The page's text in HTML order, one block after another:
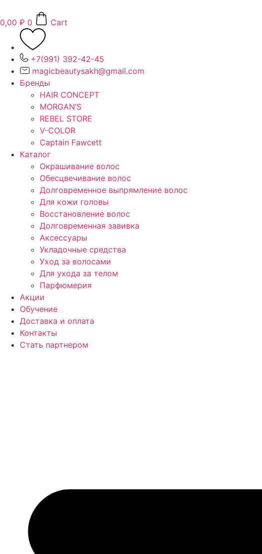
к
содержимому
0,00 ₽ 0 Cart
+7(991) 392-42-45
magicbeautysakh@gmail.com
Бренды
HAIR CONCEPT
MORGAN’S
REBEL STORE
V-COLOR
Captain Fawcett
Каталог
Окрашивание волос
Обесцвечивание волос
Долговременное выпрямление волос
Для кожи головы
Восстановление волос
Долговременная завивка
Аксессуары
Укладочные средства
Уход за волосами
Для ухода за телом
Парфюмерия
Акции
Обучение
Доставка и оплата
Контакты
Стать партнером